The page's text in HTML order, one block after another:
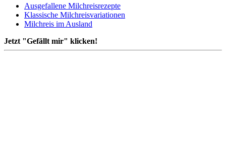
Ausgefallene Milchreisrezepte
Klassische Milchreisvariationen
Milchreis im Ausland
Jetzt "Gefällt mir" klicken!